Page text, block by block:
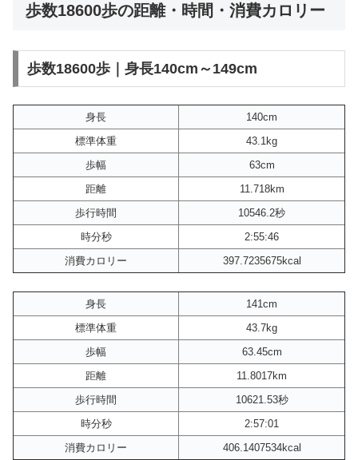
歩数18600歩の距離・時間・消費カロリー
歩数18600歩｜身長140cm～149cm
身長
140cm
標準体重
43.1kg
歩幅
63cm
距離
11.718km
歩行時間
10546.2秒
時分秒
2:55:46
消費カロリー
397.7235675kcal
身長
141cm
標準体重
43.7kg
歩幅
63.45cm
距離
11.8017km
歩行時間
10621.53秒
時分秒
2:57:01
消費カロリー
406.1407534kcal